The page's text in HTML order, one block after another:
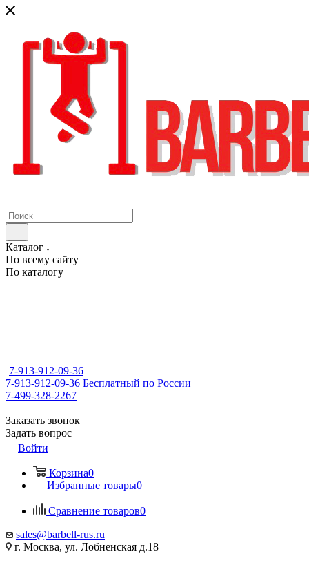
Каталог
По всему сайту
По каталогу
7-913-912-09-36
7-913-912-09-36 Бесплатный по России
7-499-328-2267
Заказать звонок
Задать вопрос
Войти
Корзина0
Избранные товары0
Сравнение товаров0
sales@barbell-rus.ru
г. Москва, ул. Лобненская д.18